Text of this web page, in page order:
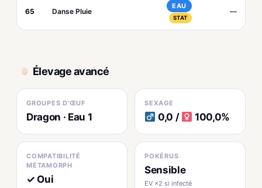
65 Danse Pluie
EAU
STAT
—
Élevage avancé
GROUPES D'ŒUF
Dragon · Eau 1
SEXAGE
0,0 / 100,0%
COMPATIBILITÉ
MÉTAMORPH
✓ Oui
POKÉRUS
Sensible
EV ×2 si infecté